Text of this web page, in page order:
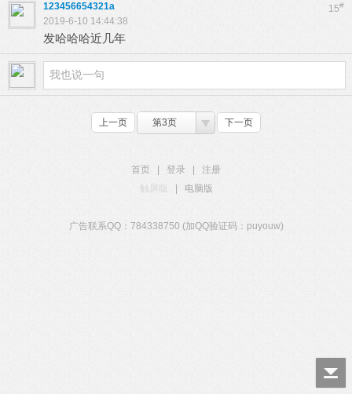
15#
123456654321a
2019-6-10 14:44:38
发哈哈哈近几年
上一页 第3页 下一页
首页 登录
注册
触屏版
电脑版
广告联系QQ：784338750 (加QQ验证码：puyouw)